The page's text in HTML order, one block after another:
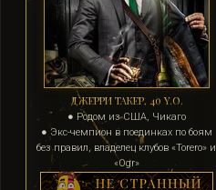
ДЖЕРРИ ТАКЕР, 40 Y.O.
● Родом из США, Чикаго
● Экс-чемпион в поединках по боям
без правил, владелец клубов «Torero» и
«Ogr»